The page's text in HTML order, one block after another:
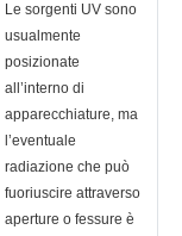
Le sorgenti UV sono
usualmente
posizionate
all’interno di
apparecchiature, ma
l’eventuale
radiazione che può
fuoriuscire attraverso
aperture o fessure è